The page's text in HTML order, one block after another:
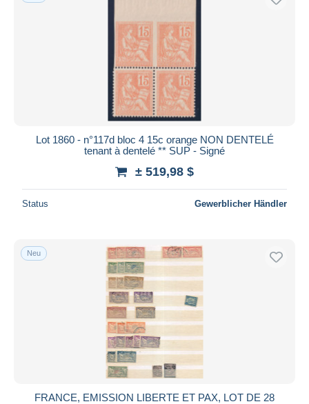
Lot 1860 - n°117d bloc 4 15c orange NON DENTELÉ
tenant à dentelé ** SUP - Signé
± 519,98 $
Status Gewerblicher Händler
Neu
FRANCE, EMISSION LIBERTE ET PAX, LOT DE 28